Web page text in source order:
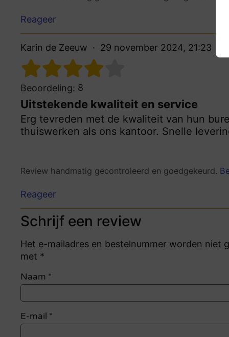
Reageer
Karin de Zeeuw 29 november 2024, 21:23
Beoordeling: 8
Uitstekende kwaliteit en service
Erg tevreden met de kwaliteit van hun
thuiswerken als ons kantoor. Snelle
Review handmatig gecontroleerd en goedgekeurd.
Reageer
Schrijf een review
Het e-mailadres en bestelnummer worden niet
met *
Naam *
E-mail *